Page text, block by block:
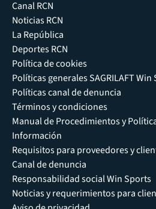
Canal RCN
Noticias RCN
La República
Deportes RCN
Política de cookies
Políticas generales SAGRILAFT Win
Políticas canal de denuncia
Términos y condiciones
Manual de Procedimientos y
Información
Requisitos para proveedores y
Canal de denuncia
Responsabilidad social Win Sports
Noticias y requerimientos para